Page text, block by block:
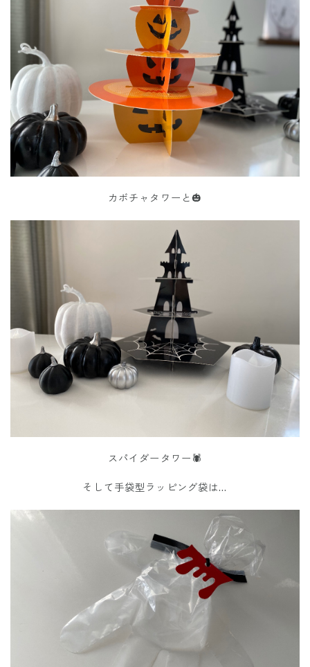
カボチャタワーと🎃
スパイダータワー🕷
そして手袋型ラッピング袋は…